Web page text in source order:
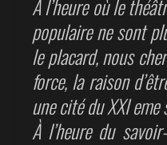
À l’heure où le
populaire ne sont
le placard, nous
force, la raison
une cité du XXI eme
À l’heure du